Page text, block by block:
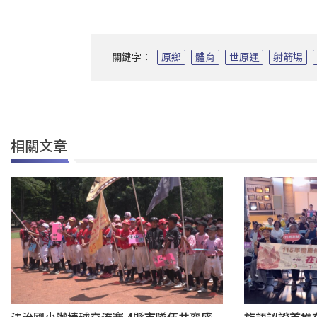
關鍵字： 原鄉 體育 世原運 射箭場
相關文章